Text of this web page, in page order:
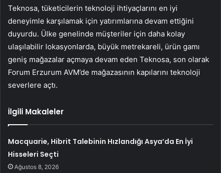
Teknosa, tüketicilerin teknoloji ihtiyaçlarını en iyi
deneyimle karşılamak için yatırımlarına devam ettiğini
duyurdu. Ülke genelinde müşteriler için daha kolay
ulaşılabilir lokasyonlarda, büyük metrekareli, ürün gamı
geniş mağazalar açmaya devam eden Teknosa, son olarak
Forum Erzurum AVM’de mağazasının kapılarını teknoloji
severlere açtı.
İlgili Makaleler
Macquarie, Hibrit Talebinin Hızlandığı Asya’da En İyi
Hisseleri Seçti
Ağustos 8, 2026